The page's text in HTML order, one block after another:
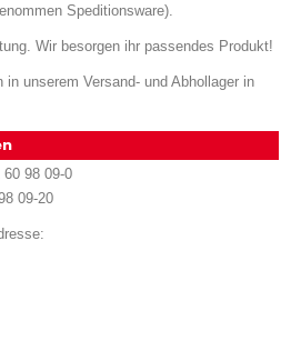
Speditionsware).
Wir besorgen ihr passendes Produkt!
in unserem Versand- und Abhollager in
98 09-0
09-20